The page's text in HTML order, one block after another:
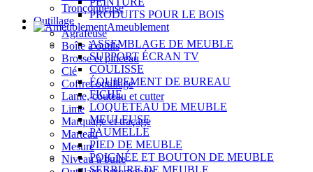
Tronçonneuse
Outillage
Agrafeuse
Boîte à outils
Brosse et pinceau
Clé
Coffret outillage
Lame, couteau et cutter
Lime
Marquage et traçage
Marteau
Mesure
Niveau à bulle
PRODUITS POUR LE BOIS
Ameublement
ASSEMBLAGE DE MEUBLE
SUPPORT ÉCRAN TV
COULISSE
ÉQUIPEMENT DE BUREAU
FICHE
LOQUETEAU DE MEUBLE
MEULEUSE
PAUMELLE
PIED DE MEUBLE
POIGNÉE ET BOUTON DE MEUBLE
SERRURE DE MEUBLE